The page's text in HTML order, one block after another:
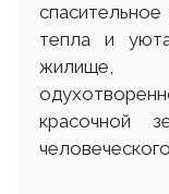
тепла и
жилище,
красочной